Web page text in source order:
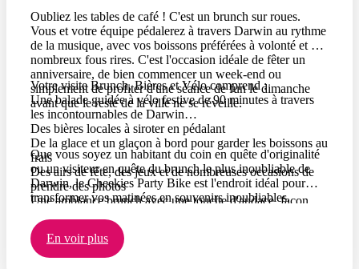
Oubliez les tables de café ! C'est un brunch sur roues.
Vous et votre équipe pédalerez à travers Darwin au rythme
de la musique, avec vos boissons préférées à volonté et de
nombreux fous rires. C'est l'occasion idéale de fêter un
anniversaire, de bien commencer un week-end ou
simplement de profiter d'une séance de fun le dimanche
avant que le reste de la ville ne se réveille.
Votre visite Brunch, Bières et Vélo comprend :
Une balade guidée à vélo festive de 90 minutes à travers
les incontournables de Darwin
Des bières locales à siroter en pédalant
De la glace et un glaçon à bord pour garder les boissons au
frais
Des airs de fête, des jeux et de nombreuses occasions de
prendre des photos
Une ambiance brunch avec une touche d'audace, façon
Que vous soyez un habitant du coin en quête d'originalité
ou un visiteur en quête du brunch le plus inoubliable de
Darwin, le Cheekies Party Bike est l'endroit idéal pour
transformer vos matinées en souvenirs inoubliables.
En voir plus